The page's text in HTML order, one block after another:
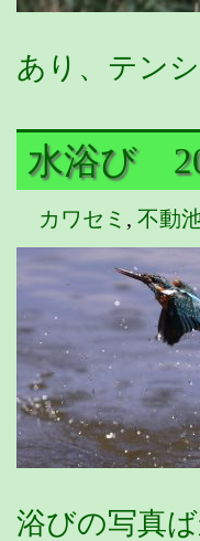
あり、テン
水浴び
カワセミ , 不動
浴びの写真